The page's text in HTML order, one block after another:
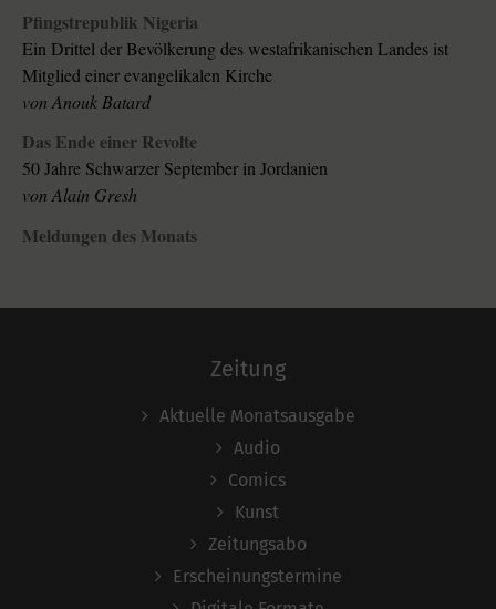
Pfingstrepublik Nigeria
Ein Drittel der Bevölkerung des westafrikanischen Landes ist
Mitglied einer evangelikalen Kirche
von Anouk Batard
Das Ende einer Revolte
50 Jahre Schwarzer September in Jordanien
vonAlain Gresh
Meldungen des Monats
Zeitung
Aktuelle Monatsausgabe
Audio
Comics
Kunst
Zeitungsabo
Erscheinungstermine